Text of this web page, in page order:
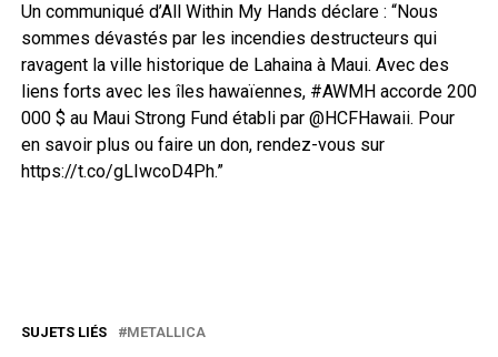
Un communiqué d’All Within My Hands déclare : “Nous
sommes dévastés par les incendies destructeurs qui
ravagent la ville historique de Lahaina à Maui. Avec des
liens forts avec les îles hawaïennes, #AWMH accorde 200
000 $ au Maui Strong Fund établi par @HCFHawaii. Pour
en savoir plus ou faire un don, rendez-vous sur
https://t.co/gLIwcoD4Ph.”
SUJETS LIÉS METALLICA